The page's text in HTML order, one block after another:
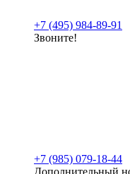
+7 (495) 984-89-91
Звоните!
+7 (985) 079-18-44
Дополнительный